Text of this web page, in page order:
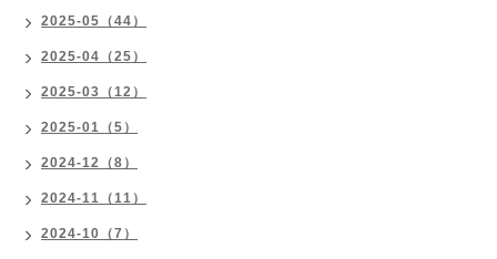
2025-05（44）
2025-04（25）
2025-03（12）
2025-01（5）
2024-12（8）
2024-11（11）
2024-10（7）